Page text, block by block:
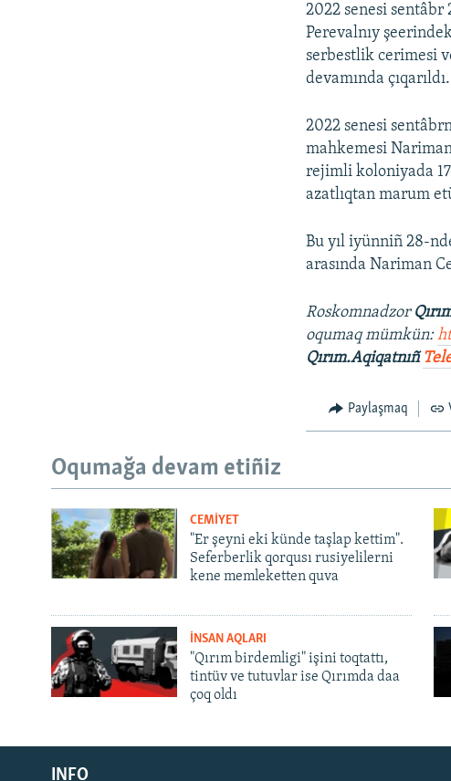
Русский
Українською
2022 senesi sentâbr
Perevalnıy
serbestlik cerimesi
devamında çıqarıldı.
2022 senesi
mahkemesi
rejimli koloniyada 17
azatlıqtan marum
Bu yıl iyünniñ 28-
arasında Nariman
Roskomnadzor
oqumaq mümkün:
Qırım.Aqiqatnıñ
Paylaşmaq
Oqumağa devam etiñiz
CEMİYET
"Er şeyni eki künde taşlap kettim".
Seferberlik qorqusı rusiyelilerni
kene memleketten quva
İNSAN AQLARI
"Qırım birdemligi" işini toqtattı,
tintüv ve tutuvlar ise Qırımda daa
çoq oldı
INFO